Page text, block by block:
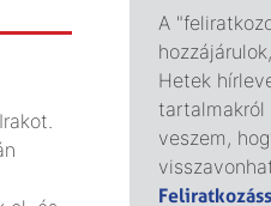
A
Hetek
tartalmakról
veszem,